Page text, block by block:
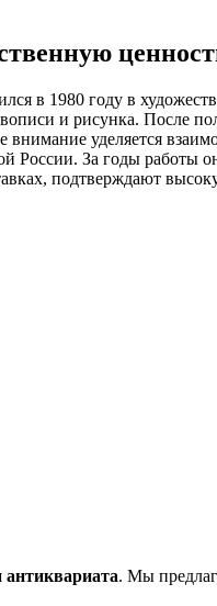
в 1980 году в
и рисунка. После
уделяется
За годы работы
подтверждают
. Мы